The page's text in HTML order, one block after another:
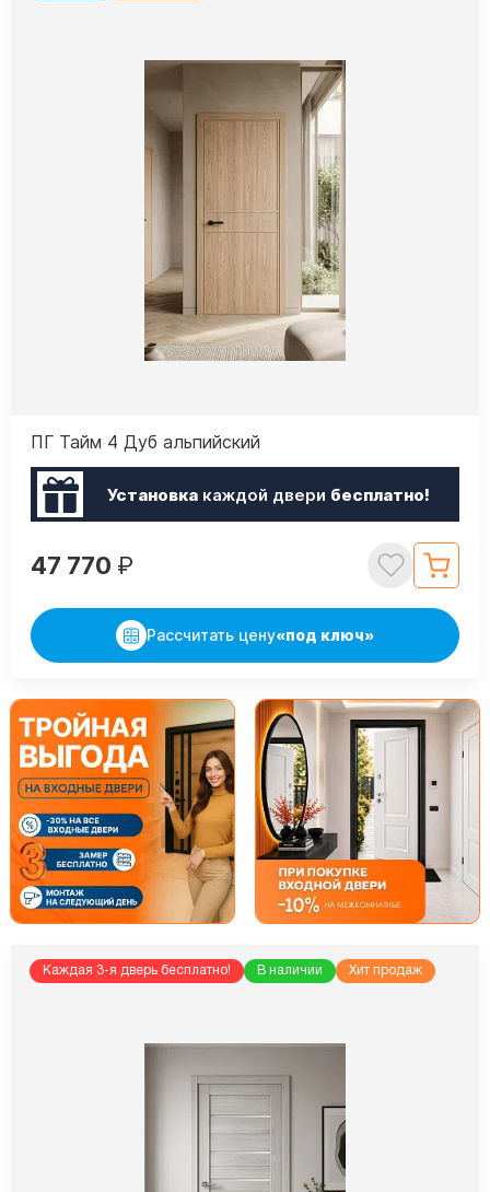
ПГ Тайм 4 Дуб альпийский
Установкакаждой двери бесплатно!
47 770 ₽
Рассчитать цену«под ключ»
Каждая 3-я дверь бесплатно! В наличии Хит продаж